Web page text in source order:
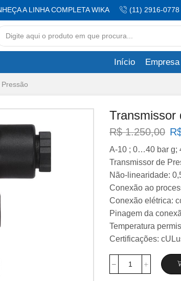
A LINHA COMPLETA WIKA (11) 2916-0778
Início Empresa
Transmissor
R$1.250,00 O
A-10 ; 0…40 bar g;
Transmissor de
Não-linearidade:
Conexão ao
Conexão elétrica:
Pinagem da
Temperatura
Certificações:
Transmissor